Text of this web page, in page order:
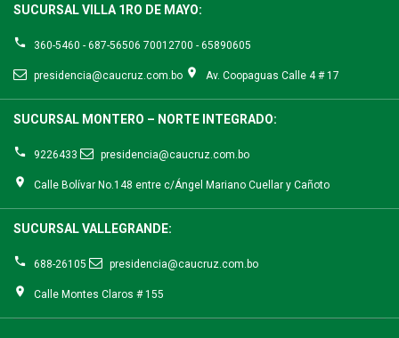
SUCURSAL VILLA 1RO DE MAYO:
360-5460 - 687-56506 70012700 - 65890605
presidencia@caucruz.com.bo Av. Coopaguas Calle 4 # 17
SUCURSAL MONTERO – NORTE INTEGRADO:
9226433 presidencia@caucruz.com.bo
Calle Bolívar No.148 entre c/Ángel Mariano Cuellar y Cañoto
SUCURSAL VALLEGRANDE:
688-26105 presidencia@caucruz.com.bo
Calle Montes Claros # 155